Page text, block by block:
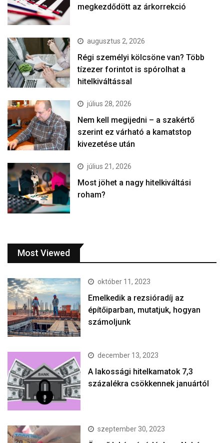
megkezdődött az árkorrekció
augusztus 2, 2026
Régi személyi kölcsöne van? Több
tízezer forintot is spórolhat a
hitelkiváltással
július 28, 2026
Nem kell megijedni – a szakértő
szerint ez várható a kamatstop
kivezetése után
július 21, 2026
Most jöhet a nagy hitelkiváltási
roham?
Most Viewed
október 11, 2023
Emelkedik a rezsióradíj az
építőiparban, mutatjuk, hogyan
számoljunk
december 13, 2023
A lakossági hitelkamatok 7,3
százalékra csökkennek januártól
szeptember 30, 2023